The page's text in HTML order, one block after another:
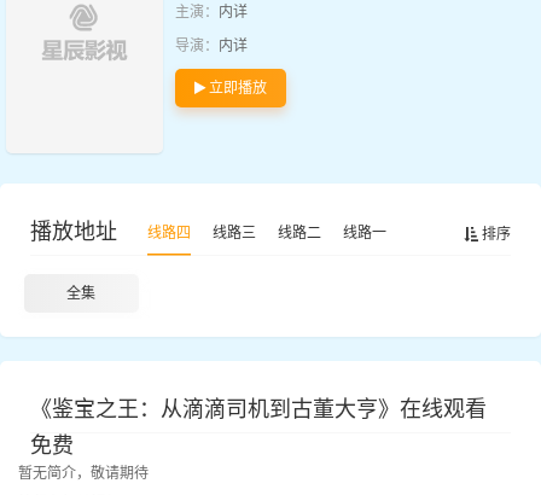
主演：
内详
导演：
内详
立即播放
排序
播放地址 线路四 线路三 线路二 线路一
全集
《鉴宝之王：从滴滴司机到古董大亨》在线观看
免费
暂无简介，敬请期待